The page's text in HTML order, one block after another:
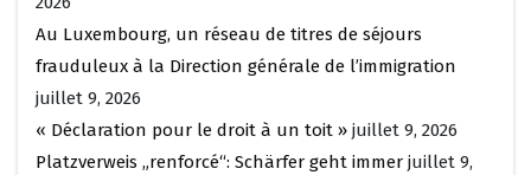
Au Luxembourg, un réseau de titres de séjours
frauduleux à la Direction générale de l’immigration
juillet 9, 2026
« Déclaration pour le droit à un toit » juillet 9, 2026
Platzverweis „renforcé“: Schärfer geht immer juillet 9,